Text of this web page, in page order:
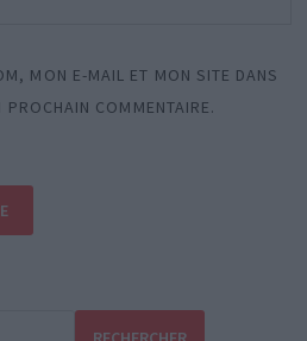
MON E-MAIL ET MON SITE DANS
COMMENTAIRE.